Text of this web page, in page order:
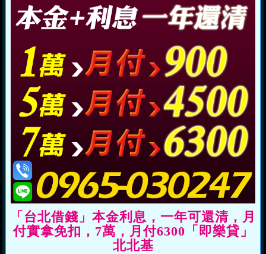
「台北借錢」本金利息，一年可還清，月
付實拿免扣，7萬，月付6300「即樂貸」
北北基